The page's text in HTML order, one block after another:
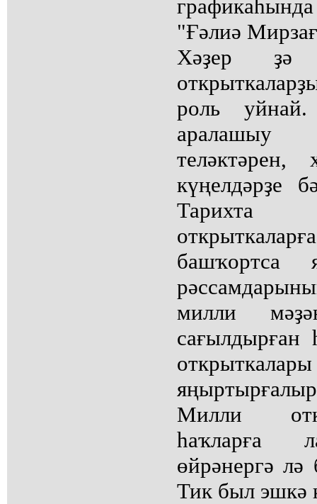
"Ғәлиә
Хәҙер ҙә
роль
аралашыу
теләктәрен,
күңелдәрҙе
Тарихта
башҡортса
милли
сағылдырған
Милли
һаҡларға
өйрәнергә
Тик был эшкә